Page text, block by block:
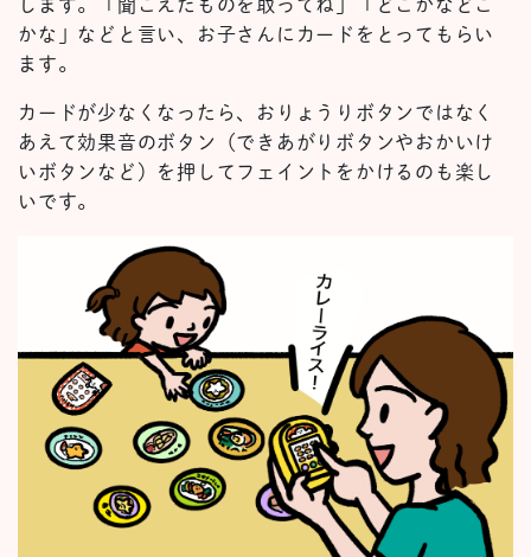
します。「聞こえたものを取ってね」「どこかなどこ
かな」などと言い、お子さんにカードをとってもらい
ます。
カードが少なくなったら、おりょうりボタンではなく
あえて効果音のボタン（できあがりボタンやおかいけ
いボタンなど）を押してフェイントをかけるのも楽し
いです。